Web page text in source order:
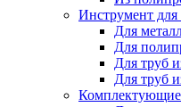
Инструмент
Для
Для
Для труб
Для труб
Комплектующие